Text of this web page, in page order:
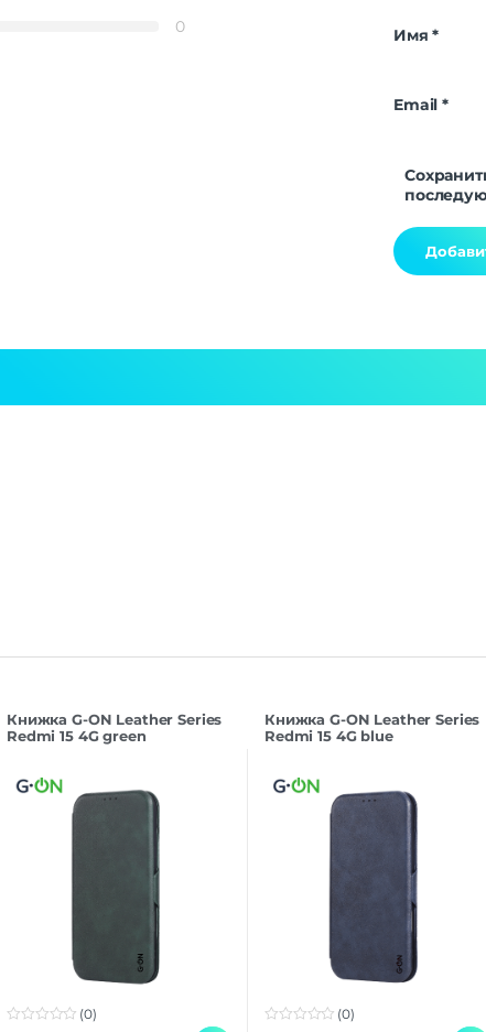
0
Имя*
Email*
Книжка G-ON Leather Series
Redmi 15 4G green
(0)
Книжка G-ON Leather Series
Redmi 15 4G blue
(0)